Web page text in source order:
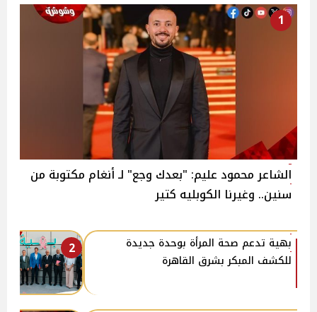
1
الشاعر محمود عليم: "بعدك وجع" لـ أنغام مكتوبة من
سنين.. وغيرنا الكوبليه كتير
2
بهية تدعم صحة المرأة بوحدة جديدة
للكشف المبكر بشرق القاهرة